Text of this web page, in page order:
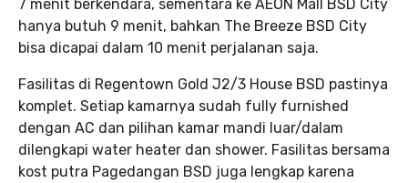
7 menit berkendara, sementara ke AEON Mall BSD City
hanya butuh 9 menit, bahkan The Breeze BSD City
bisa dicapai dalam 10 menit perjalanan saja.
Fasilitas di Regentown Gold J2/3 House BSD pastinya
komplet. Setiap kamarnya sudah fully furnished
dengan AC dan pilihan kamar mandi luar/dalam
dilengkapi water heater dan shower. Fasilitas bersama
kost putra Pagedangan BSD juga lengkap karena